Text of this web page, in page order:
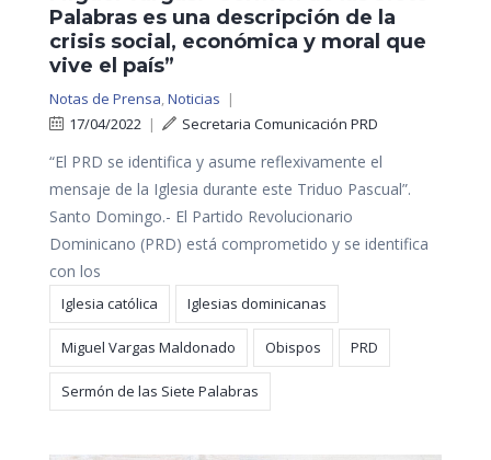
Palabras es una descripción de la
crisis social, económica y moral que
vive el país”
Notas de Prensa,Noticias |
17/04/2022 | Secretaria Comunicación PRD
“El PRD se identifica y asume reflexivamente el
mensaje de la Iglesia durante este Triduo Pascual”.
Santo Domingo.- El Partido Revolucionario
Dominicano (PRD) está comprometido y se identifica
con los
Iglesia católica Iglesias dominicanas
Miguel Vargas Maldonado Obispos PRD
Sermón de las Siete Palabras